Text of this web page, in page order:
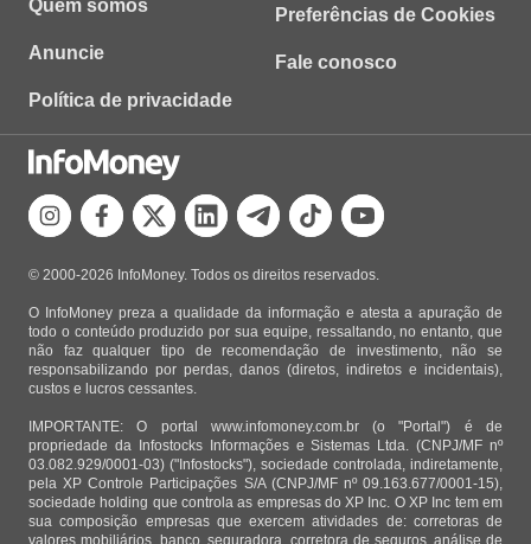
Quem somos
Anuncie
Política de privacidade
Preferências de Cookies
Fale conosco
© 2000-2026 InfoMoney. Todos os direitos reservados.
O InfoMoney preza a qualidade da informação e atesta a apuração de
todo o conteúdo produzido por sua equipe, ressaltando, no entanto, que
não faz qualquer tipo de recomendação de investimento, não se
responsabilizando por perdas, danos (diretos, indiretos e incidentais),
custos e lucros cessantes.
IMPORTANTE: O portal www.infomoney.com.br (o "Portal") é de
propriedade da Infostocks Informações e Sistemas Ltda. (CNPJ/MF nº
03.082.929/0001-03) ("Infostocks"), sociedade controlada, indiretamente,
pela XP Controle Participações S/A (CNPJ/MF nº 09.163.677/0001-15),
sociedade holding que controla as empresas do XP Inc. O XP Inc tem em
sua composição empresas que exercem atividades de: corretoras de
valores mobiliários, banco, seguradora, corretora de seguros, análise de